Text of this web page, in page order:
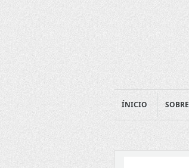
ÍNICIO SOBRE